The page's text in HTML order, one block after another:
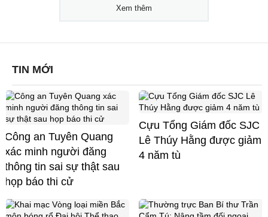
Xem thêm
TIN MỚI
Công an Tuyên Quang
xác minh người đăng
thông tin sai sự thật sau
họp báo thi cử
Cựu Tổng Giám đốc SJC
Lê Thúy Hằng được giảm
4 năm tù